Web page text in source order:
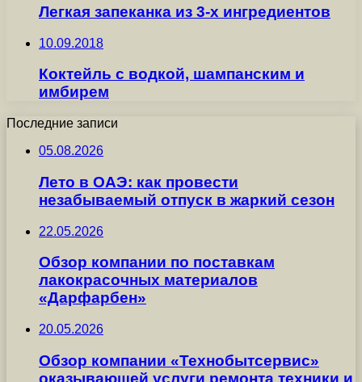
Легкая запеканка из 3-х ингредиентов
10.09.2018
Коктейль с водкой, шампанским и
имбирем
Последние записи
05.08.2026
Лето в ОАЭ: как провести
незабываемый отпуск в жаркий сезон
22.05.2026
Обзор компании по поставкам
лакокрасочных материалов
«Дарфарбен»
20.05.2026
Обзор компании «Технобытсервис»
оказывающей услуги ремонта техники и